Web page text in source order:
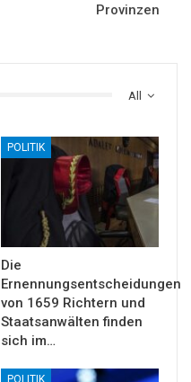
Provinzen
All
POLITIK
Die
Ernennungsentscheidungen
von 1659 Richtern und
Staatsanwälten finden
sich im…